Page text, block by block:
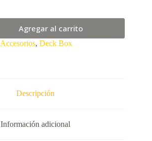
Agregar al carrito
Accesorios, Deck Box
Descripción
Información adicional